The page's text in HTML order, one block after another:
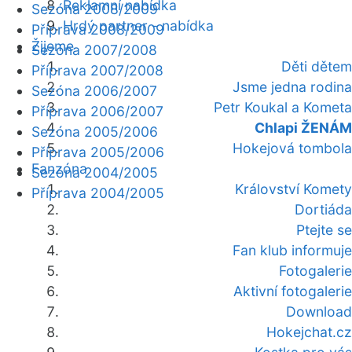
Reklamní nabídka
Hrdý partner - nabídka
Žijeme
Děti dětem
Jsme jedna rodina
Petr Koukal a Kometa
Chlapi ŽENÁM
Hokejová tombola
Fanzóna
Království Komety
Dortiáda
Ptejte se
Fan klub informuje
Fotogalerie
Aktivní fotogalerie
Download
Hokejchat.cz
Sezóna 2008/2009
Příprava 2008/2009
Sezóna 2007/2008
Příprava 2007/2008
Sezóna 2006/2007
Příprava 2006/2007
Sezóna 2005/2006
Příprava 2005/2006
Sezóna 2004/2005
Příprava 2004/2005